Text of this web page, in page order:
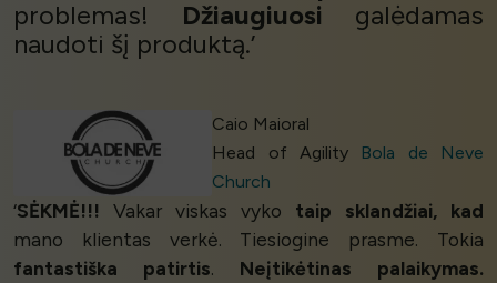
problemas! Džiaugiuosi galėdamas
naudoti šį produktą.’
Caio Maioral
Head of Agility Bola de Neve
Church
‘SĖKMĖ!!! Vakar viskas vyko taip sklandžiai, kad
mano klientas verkė. Tiesiogine prasme. Tokia
fantastiška patirtis. Neįtikėtinas palaikymas.